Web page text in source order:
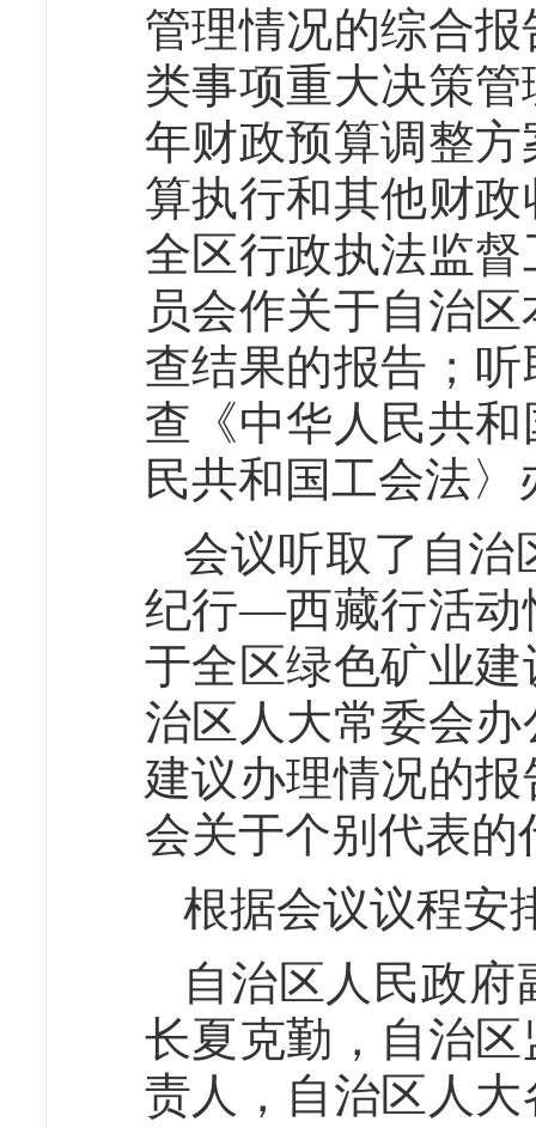
管理情况的综合
类事项重大决策
年财政预算调整
算执行和其他财
全区行政执法监
员会作关于自治
查结果的报告；
查《中华人民共
民共和国工会法
会议听取了自治
纪行—西藏行活动
于全区绿色矿业
治区人大常委会
建议办理情况的
会关于个别代表
根据会议议程安
自治区人民政
长夏克勤，自治
责人，自治区人